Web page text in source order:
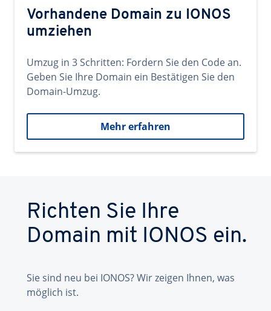
Vorhandene Domain zu IONOS
umziehen
Umzug in 3 Schritten: Fordern Sie den Code an.
Geben Sie Ihre Domain ein Bestätigen Sie den
Domain-Umzug.
Mehr erfahren
Richten Sie Ihre
Domain mit IONOS ein.
Sie sind neu bei IONOS? Wir zeigen Ihnen, was
möglich ist.